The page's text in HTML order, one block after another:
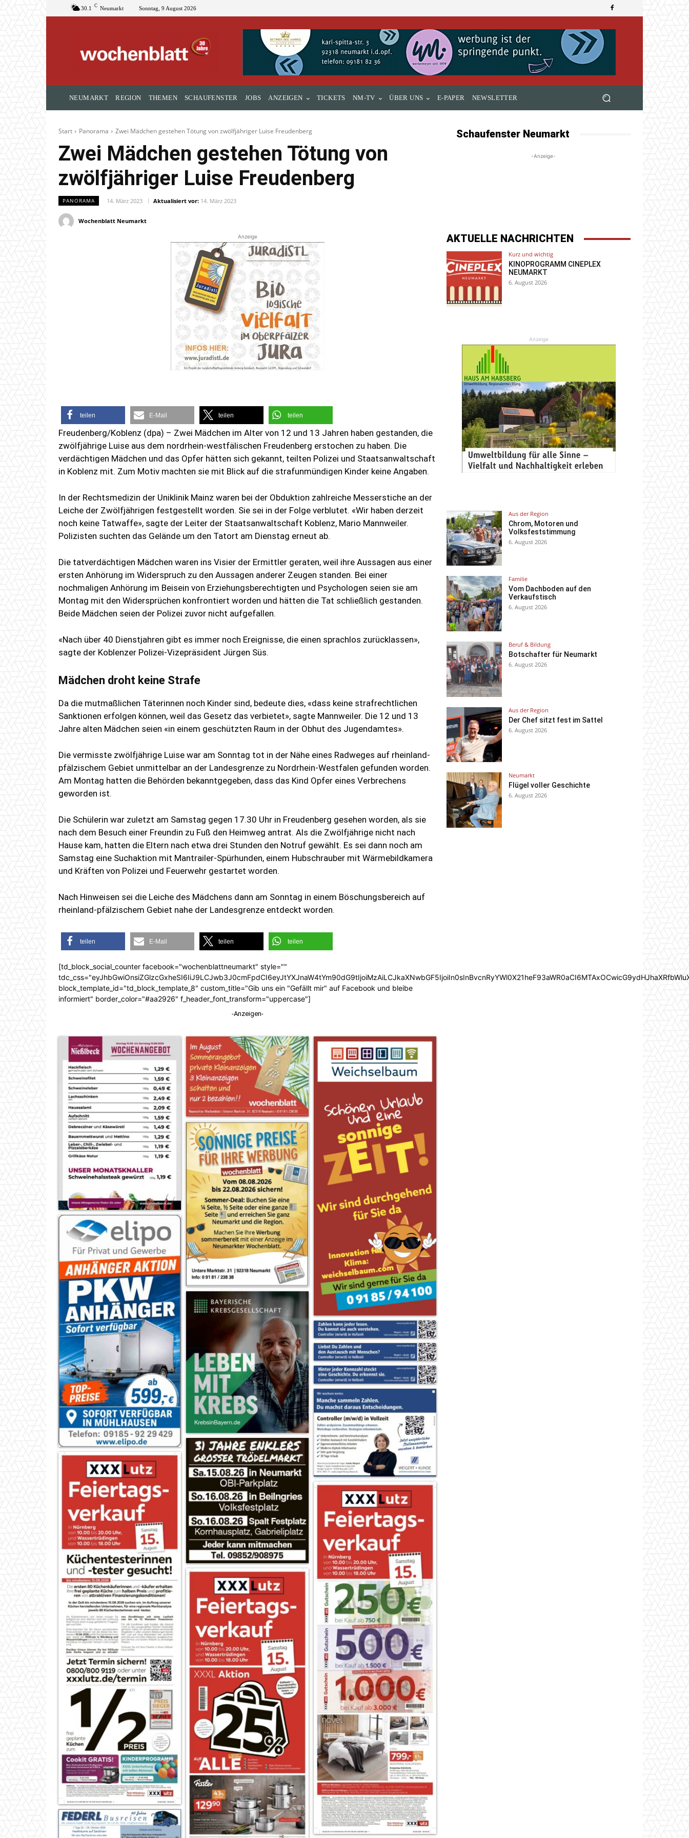
30.1 C Neumarkt Sonntag, 9 August 2026
NEUMARKT REGION THEMEN SCHAUFENSTER JOBS ANZEIGEN TICKETS NM-TV ÜBER UNS E-PAPER NEWSLETTER
Start Panorama Zwei Mädchen gestehen Tötung von zwölfjähriger Luise Freudenberg
Zwei Mädchen gestehen Tötung von
zwölfjähriger Luise Freudenberg
PANORAMA 14. März 2023 Aktualisiert vor: 14. März 2023
Wochenblatt Neumarkt
Schaufenster Neumarkt
-Anzeige-
Anzeige
teilen E-Mail teilen teilen
Freudenberg/Koblenz (dpa) – Zwei Mädchen im Alter von 12 und 13 Jahren haben gestanden, die
zwölfjährige Luise aus dem nordrhein-westfälischen Freudenberg erstochen zu haben. Die
verdächtigen Mädchen und das Opfer hätten sich gekannt, teilten Polizei und Staatsanwaltschaft
in Koblenz mit. Zum Motiv machten sie mit Blick auf die strafunmündigen Kinder keine Angaben.
In der Rechtsmedizin der Uniklinik Mainz waren bei der Obduktion zahlreiche Messerstiche an der
Leiche der Zwölfjährigen festgestellt worden. Sie sei in der Folge verblutet. «Wir haben derzeit
noch keine Tatwaffe», sagte der Leiter der Staatsanwaltschaft Koblenz, Mario Mannweiler.
Polizisten suchten das Gelände um den Tatort am Dienstag erneut ab.
Die tatverdächtigen Mädchen waren ins Visier der Ermittler geraten, weil ihre Aussagen aus einer
ersten Anhörung im Widerspruch zu den Aussagen anderer Zeugen standen. Bei einer
nochmaligen Anhörung im Beisein von Erziehungsberechtigten und Psychologen seien sie am
Montag mit den Widersprüchen konfrontiert worden und hätten die Tat schließlich gestanden.
Beide Mädchen seien der Polizei zuvor nicht aufgefallen.
«Nach über 40 Dienstjahren gibt es immer noch Ereignisse, die einen sprachlos zurücklassen»,
sagte der Koblenzer Polizei-Vizepräsident Jürgen Süs.
Mädchen droht keine Strafe
Da die mutmaßlichen Täterinnen noch Kinder sind, bedeute dies, «dass keine strafrechtlichen
Sanktionen erfolgen können, weil das Gesetz das verbietet», sagte Mannweiler. Die 12 und 13
Jahre alten Mädchen seien «in einem geschützten Raum in der Obhut des Jugendamtes».
Die vermisste zwölfjährige Luise war am Sonntag tot in der Nähe eines Radweges auf rheinland-
pfälzischem Gebiet unmittelbar an der Landesgrenze zu Nordrhein-Westfalen gefunden worden.
Am Montag hatten die Behörden bekanntgegeben, dass das Kind Opfer eines Verbrechens
geworden ist.
Die Schülerin war zuletzt am Samstag gegen 17.30 Uhr in Freudenberg gesehen worden, als sie
nach dem Besuch einer Freundin zu Fuß den Heimweg antrat. Als die Zwölfjährige nicht nach
Hause kam, hatten die Eltern nach etwa drei Stunden den Notruf gewählt. Es sei dann noch am
Samstag eine Suchaktion mit Mantrailer-Spürhunden, einem Hubschrauber mit Wärmebildkamera
und Kräften von Polizei und Feuerwehr gestartet worden.
Nach Hinweisen sei die Leiche des Mädchens dann am Sonntag in einem Böschungsbereich auf
rheinland-pfälzischem Gebiet nahe der Landesgrenze entdeckt worden.
teilen E-Mail teilen teilen
[td_block_social_counter facebook="wochenblattneumarkt" style=""
block_template_id="td_block_template_8" custom_title="Gib uns ein "Gefällt mir" auf Facebook und bleibe
informiert" border_color="#aa2926" f_header_font_transform="uppercase"]
-Anzeigen-
AKTUELLE NACHRICHTEN
Kurz und wichtig
KINOPROGRAMM CINEPLEX
NEUMARKT
6. August 2026
Anzeige
Aus der Region
Chrom, Motoren und
Volksfeststimmung
6. August 2026
Familie
Vom Dachboden auf den
Verkaufstisch
6. August 2026
Beruf & Bildung
Botschafter für Neumarkt
6. August 2026
Aus der Region
Der Chef sitzt fest im Sattel
6. August 2026
Neumarkt
Flügel voller Geschichte
6. August 2026